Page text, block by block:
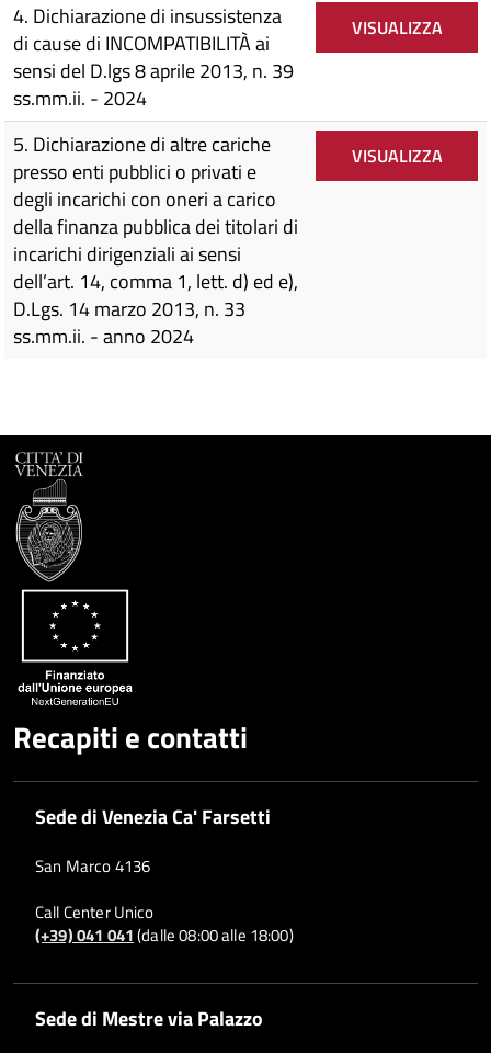
4. Dichiarazione di insussistenza
di cause di INCOMPATIBILITÀ ai
sensi del D.lgs 8 aprile 2013, n. 39
ss.mm.ii. - 2024
VISUALIZZA
5. Dichiarazione di altre cariche
presso enti pubblici o privati e
degli incarichi con oneri a carico
della finanza pubblica dei titolari di
incarichi dirigenziali ai sensi
dell’art. 14, comma 1, lett. d) ed e),
D.Lgs. 14 marzo 2013, n. 33
ss.mm.ii. - anno 2024
VISUALIZZA
Recapiti e contatti
Sede di Venezia Ca' Farsetti
San Marco 4136
Call Center Unico
(+39) 041 041(dalle 08:00 alle 18:00)
Sede di Mestre via Palazzo